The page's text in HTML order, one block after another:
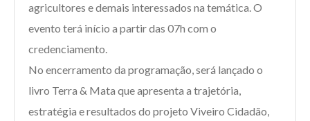
agricultores e demais interessados na temática. O
evento terá início a partir das 07h com o
credenciamento.
No encerramento da programação, será lançado o
livro Terra & Mata que apresenta a trajetória,
estratégia e resultados do projeto Viveiro Cidadão,